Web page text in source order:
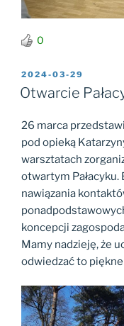
0
OPUBLIKOWANE
W
2024-03-29
Otwarcie
26 marca
pod opieką
warsztatach
otwartym Pałacyku.
nawiązania
koncepcji
Mamy nadzieję, że
odwiedzać to